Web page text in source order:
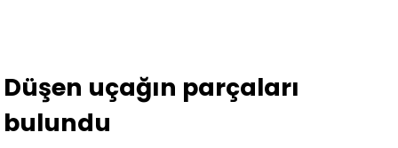
Düşen uçağın parçaları
bulundu